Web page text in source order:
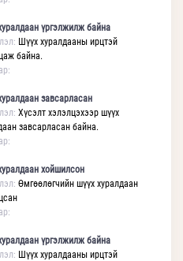
үргэлжилж байна
Шүүх хуралдааны ирцтэй
байна.
завсарласан
Хүсэлт хэлэлцэхээр шүүх
завсарласан байна.
хойшилсон
Өмгөөлөгчийн шүүх хуралдаан
үргэлжилж байна
Шүүх хуралдааны ирцтэй